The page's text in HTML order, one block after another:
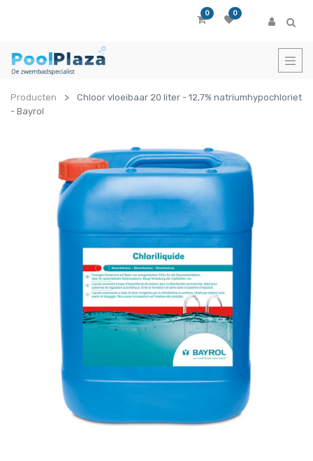
0 0
Producten
Chloor vloeibaar 20 liter - 12,7% natriumhypochloriet
- Bayrol